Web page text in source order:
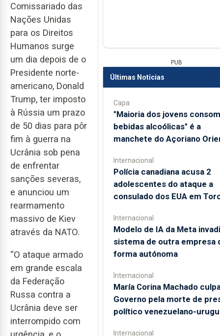
Comissariado das
Nações Unidas
para os Direitos
Humanos surge
um dia depois de o
Presidente norte-
americano, Donald
Trump, ter imposto
à Rússia um prazo
de 50 dias para pôr
fim à guerra na
Ucrânia sob pena
de enfrentar
sanções severas,
e anunciou um
rearmamento
massivo de Kiev
através da NATO.
“O ataque armado
em grande escala
da Federação
Russa contra a
Ucrânia deve ser
interrompido com
PUB
Últimas Notícias
Capa
"Maioria dos jovens
bebidas alcoólicas" é a
manchete do Açoriano
Internacional
Polícia canadiana acusa 2
adolescentes do ataque a
consulado dos EUA em
Internacional
Modelo de IA da Meta
sistema de outra empresa
forma autónoma
Internacional
María Corina Machado
Governo pela morte de
político venezuelano-
Internacional